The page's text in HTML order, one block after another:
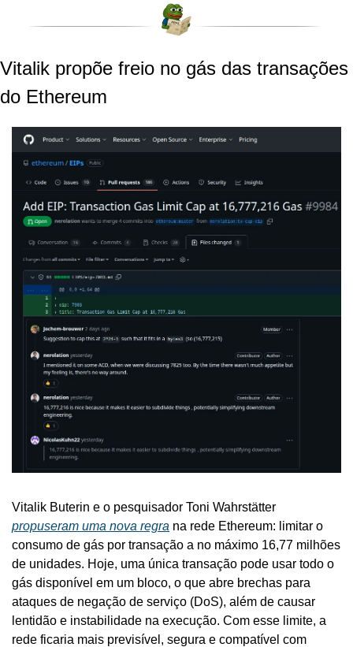
Vitalik propõe freio no gás das transações
do Ethereum
propuseram uma nova regra na rede Ethereum: limitar o
consumo de gás por transação a no máximo 16,77 milhões
de unidades. Hoje, uma única transação pode usar todo o
gás disponível em um bloco, o que abre brechas para
ataques de negação de serviço (DoS), além de causar
lentidão e instabilidade na execução. Com esse limite, a
rede ficaria mais previsível, segura e compatível com